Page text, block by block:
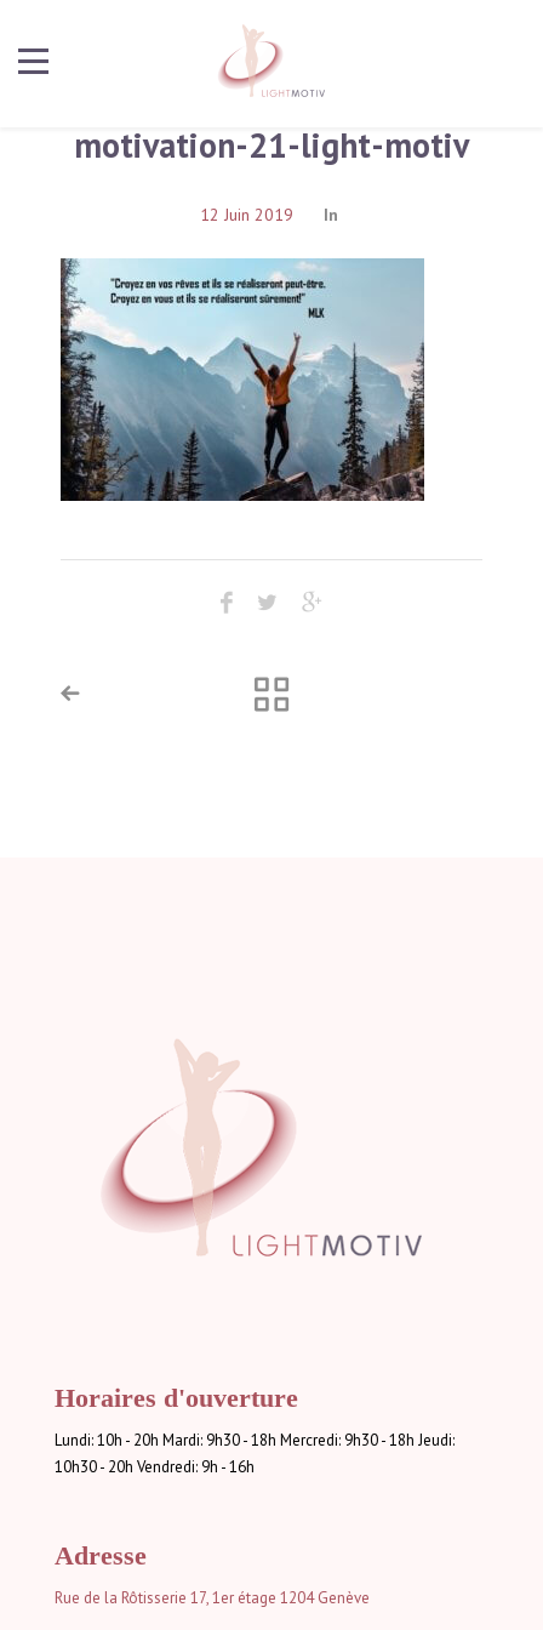
motivation-21-light-motiv
12 Juin 2019 In
Horaires d'ouverture
Lundi: 10h - 20h Mardi: 9h30 - 18h Mercredi: 9h30 - 18h Jeudi:
10h30 - 20h Vendredi: 9h - 16h
Adresse
Rue de la Rôtisserie 17, 1er étage 1204 Genève